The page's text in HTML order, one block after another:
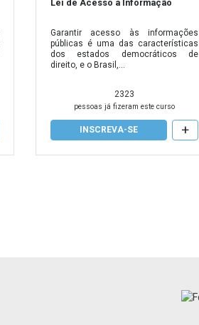
Lei de Acesso à Informação
Garantir acesso às informações
públicas é uma das características
dos estados democráticos de
direito, e o Brasil,...
2323
pessoas já fizeram este curso
INSCREVA-SE +